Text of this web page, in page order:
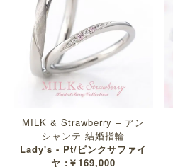
MILK & Strawberry – アン
シャンテ 結婚指輪
Lady's - Pt/ピンクサファイ
ヤ :￥169,000